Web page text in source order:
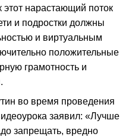
этот нарастающий поток
и подростки должны
и виртуальным
положительные
грамотность и
во время проведения
заявил: «Лучше
запрещать, вредно